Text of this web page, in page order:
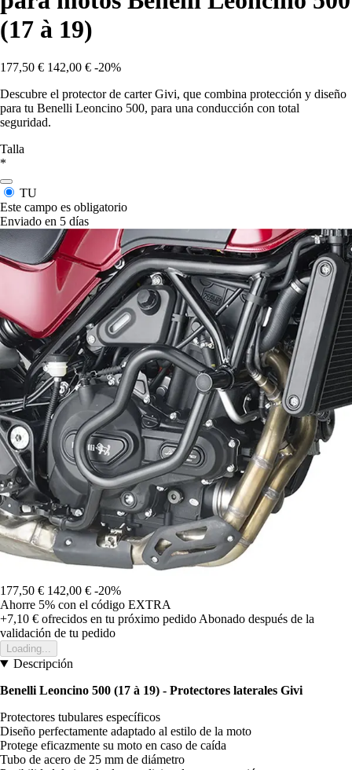
(17 à 19)
177,50 € 142,00 € -20%
Descubre el protector de carter Givi, que combina protección y diseño
para tu Benelli Leoncino 500, para una conducción con total
seguridad.
Talla
*
TU
Este campo es obligatorio
Enviado en 5 días
177,50 € 142,00 € -20%
Ahorre 5% con el código EXTRA
+7,10 € ofrecidos en tu próximo pedido Abonado después de la
validación de tu pedido
Loading...
Descripción
Benelli Leoncino 500 (17 à 19) - Protectores laterales Givi
Protectores tubulares específicos
Diseño perfectamente adaptado al estilo de la moto
Protege eficazmente su moto en caso de caída
Tubo de acero de 25 mm de diámetro